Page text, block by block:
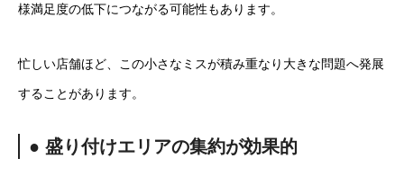
様満足度の低下につながる可能性もあります。
忙しい店舗ほど、この小さなミスが積み重なり大きな問題へ発展
することがあります。
● 盛り付けエリアの集約が効果的